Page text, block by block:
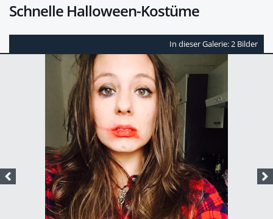
Schnelle Halloween-Kostüme
In dieser Galerie: 2 Bilder